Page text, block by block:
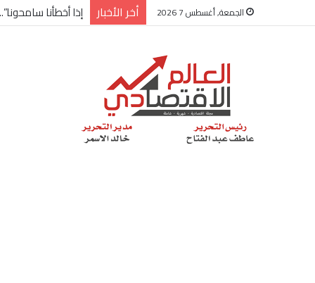
الجمعة, أغسطس 7 2026 أخر الأخبار شركة “Scope Developments” تعلن تولي أحمد كمال عيسى منصب الرئيس التنفيذي للقطاع التجاري